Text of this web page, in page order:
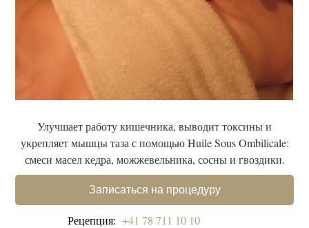
Улучшает работу кишечника, выводит токсины и
укрепляет мышцы таза с помощью Huile Sous Ombilicale:
смеси масел кедра, можжевельника, сосны и гвоздики.
Записаться на процедуру
Рецепция: +41 78 711 10 10